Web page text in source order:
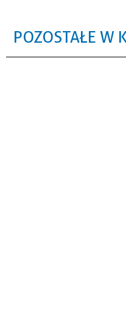
POZOSTAŁE W